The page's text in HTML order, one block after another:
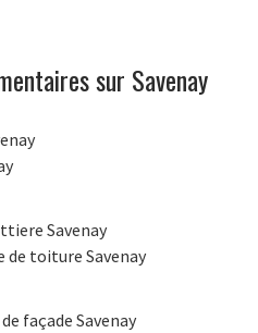
sur Savenay
Savenay
de toiture Savenay
façade Savenay